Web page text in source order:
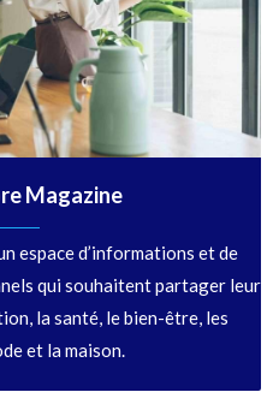
Magazine
espace d’informations et de
qui souhaitent partager leur
la santé, le bien-être, les
et la maison.